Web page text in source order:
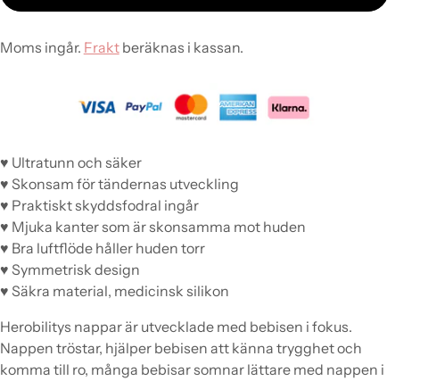
Moms ingår. Fraktberäknas i kassan.
♥ Ultratunn och säker
♥ Skonsam för tändernas utveckling
♥ Praktiskt skyddsfodral ingår
♥ Mjuka kanter som är skonsamma mot huden
♥ Bra luftflöde håller huden torr
♥ Symmetrisk design
♥ Säkra material, medicinsk silikon
Herobilitys nappar är utvecklade med bebisen i fokus.
Nappen tröstar, hjälper bebisen att känna trygghet och
komma till ro, många bebisar somnar lättare med nappen i